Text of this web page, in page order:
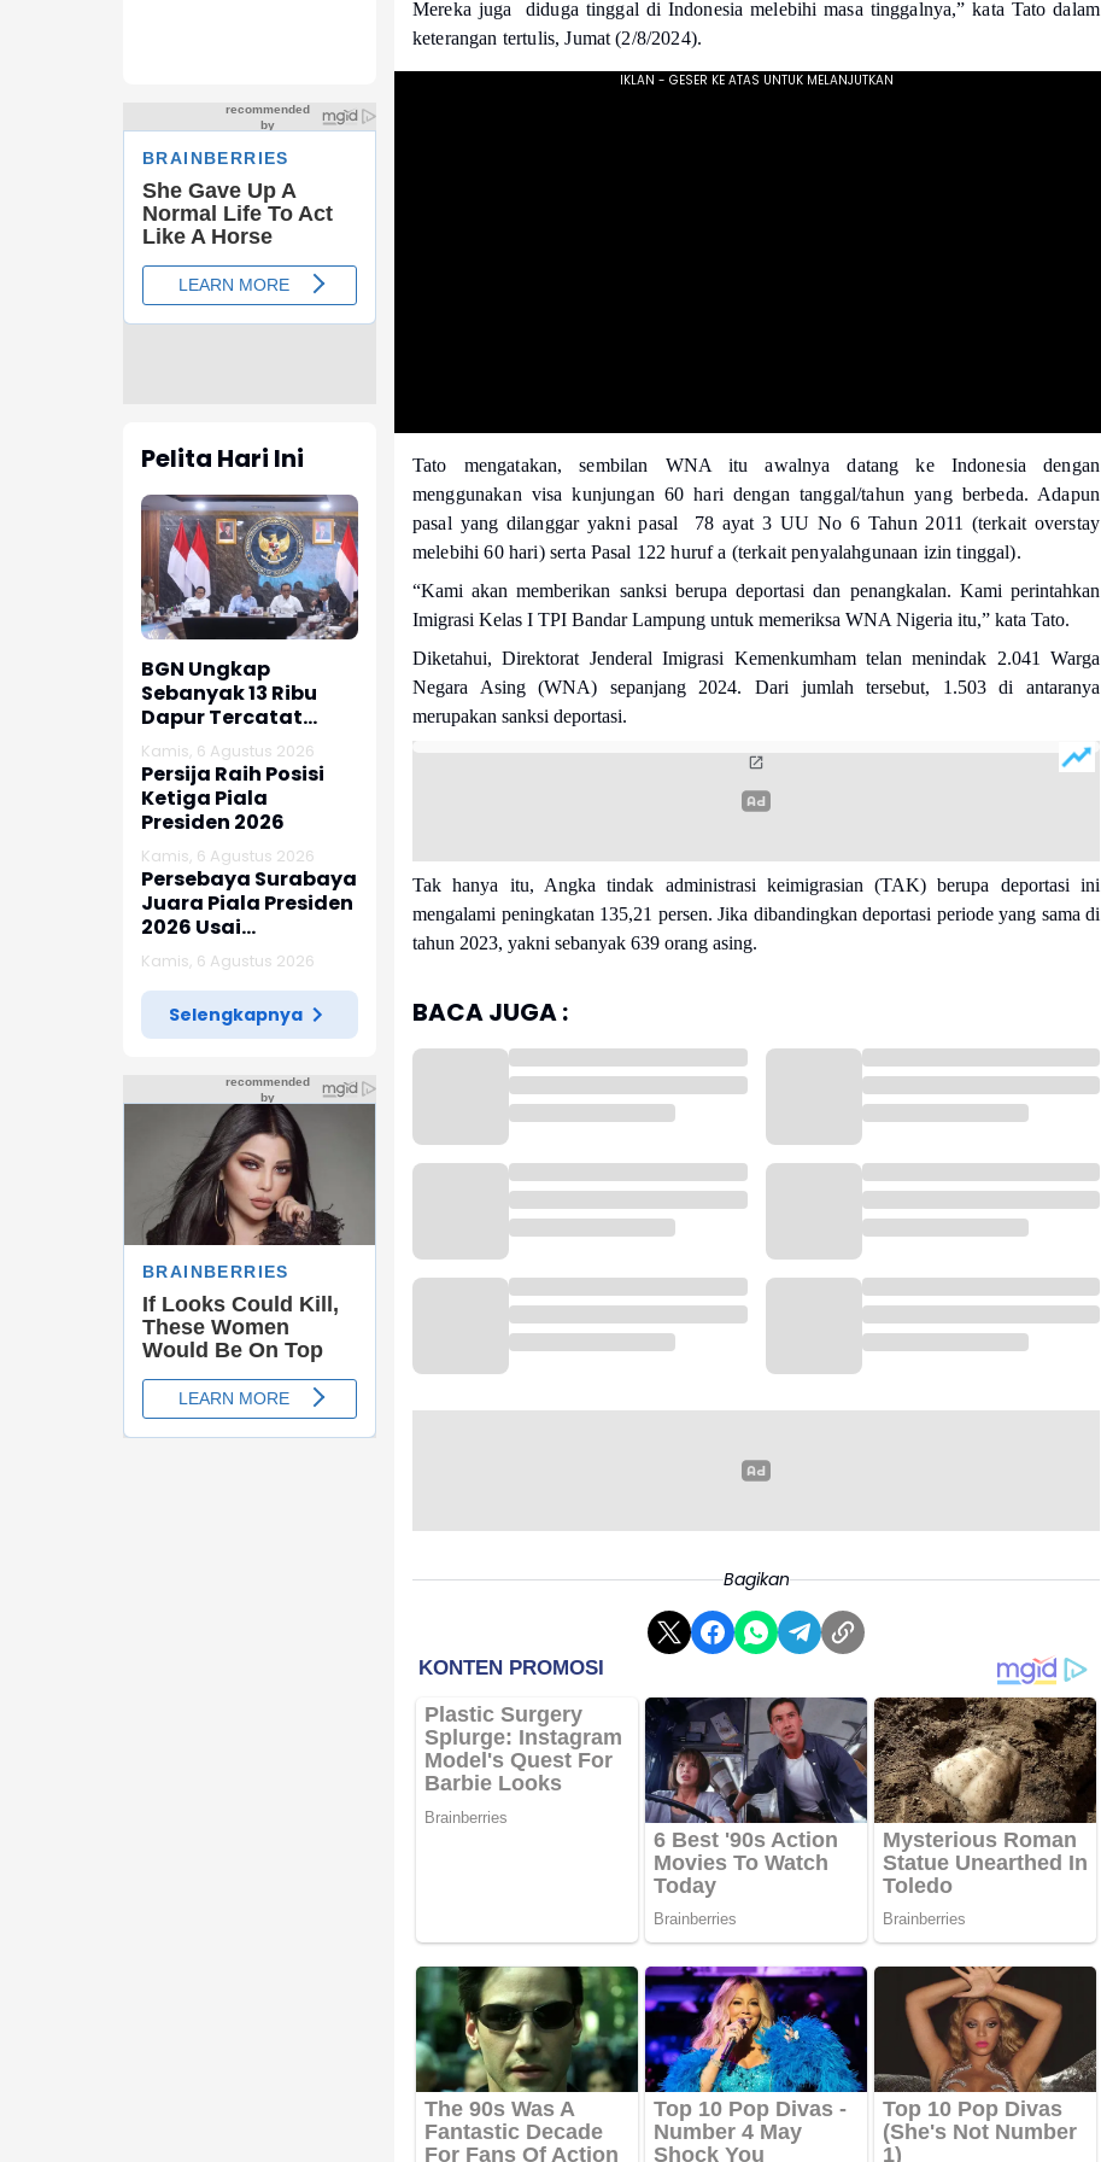
Pelita Hari Ini
BGN Ungkap
Sebanyak 13 Ribu
Dapur Tercatat
Masih Berada Dalam
Berbagai Tahapan
Verifikasi dan Belum
Seluruhnya Siap
Beroperasi
Kamis, 6 Agustus 2026
Persija Raih Posisi
Ketiga Piala
Presiden 2026
Kamis, 6 Agustus 2026
Persebaya Surabaya
Juara Piala Presiden
2026 Usai
Tundukkan Persib
Bandung Lewat Adu
Penalti
Kamis, 6 Agustus 2026
Selengkapnya
Mereka juga diduga tinggal di Indonesia melebihi masa tinggalnya,” kata Tato dalam
keterangan tertulis, Jumat (2/8/2024).
Tato mengatakan, sembilan WNA itu awalnya datang ke Indonesia dengan
menggunakan visa kunjungan 60 hari dengan tanggal/tahun yang berbeda. Adapun
pasal yang dilanggar yakni pasal
78 ayat 3 UU No 6 Tahun 2011 (terkait overstay
melebihi 60 hari) serta Pasal 122 huruf a (terkait penyalahgunaan izin tinggal).
“Kami akan memberikan sanksi berupa deportasi dan penangkalan. Kami perintahkan
Imigrasi Kelas I TPI Bandar Lampung untuk memeriksa WNA Nigeria itu,” kata Tato.
Diketahui, Direktorat Jenderal Imigrasi Kemenkumham telan menindak 2.041 Warga
Negara Asing (WNA) sepanjang 2024. Dari jumlah tersebut, 1.503 di antaranya
merupakan sanksi deportasi.
Tak hanya itu, Angka tindak administrasi keimigrasian (TAK) berupa deportasi ini
mengalami peningkatan 135,21 persen. Jika dibandingkan deportasi periode yang sama di
tahun 2023, yakni sebanyak 639 orang asing.
BACA JUGA :
Bagikan